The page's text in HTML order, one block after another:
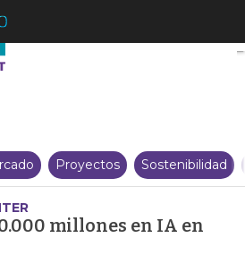
AMD invertirá 10.000 millones
Proyectos Sostenibilidad
millones en IA en